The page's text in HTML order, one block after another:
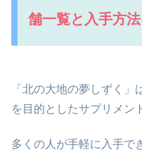
舗一覧と入手方法
「北の大地の夢しずく」
を目的としたサプリメン
多くの人が手軽に入手で